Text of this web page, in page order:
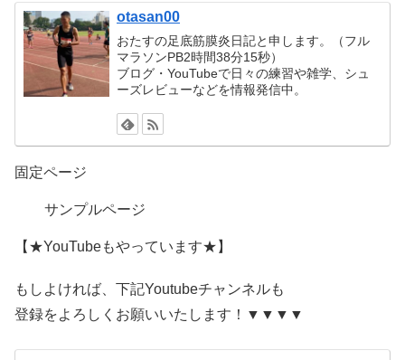
otasan00
おたすの足底筋膜炎日記と申します。（フル
マラソンPB2時間38分15秒）
ブログ・YouTubeで日々の練習や雑学、シュ
ーズレビューなどを情報発信中。
固定ページ
サンプルページ
【★YouTubeもやっています★】
もしよければ、下記Youtubeチャンネルも
登録をよろしくお願いいたします！▼▼▼▼